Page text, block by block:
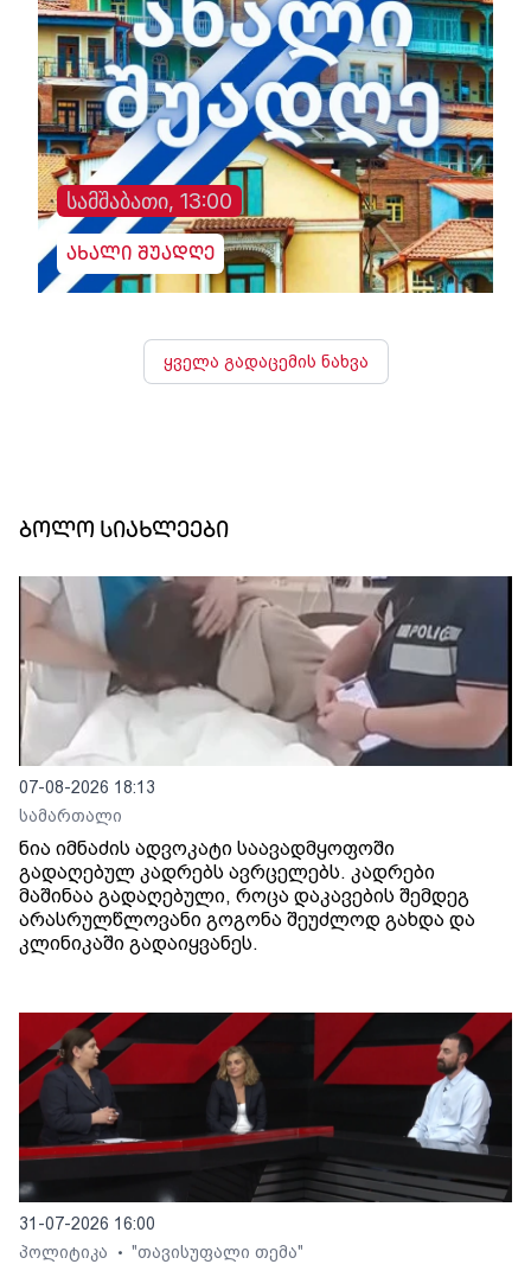
სამშაბათი, 13:00
ახალი შუადღე
ყველა გადაცემის ნახვა
ბოლო სიახლეები
07-08-2026 18:13
სამართალი
ნია იმნაძის ადვოკატი საავადმყოფოში
გადაღებულ კადრებს ავრცელებს. კადრები
მაშინაა გადაღებული, როცა დაკავების შემდეგ
არასრულწლოვანი გოგონა შეუძლოდ გახდა და
კლინიკაში გადაიყვანეს.
31-07-2026 16:00
პოლიტიკა
• "თავისუფალი თემა"